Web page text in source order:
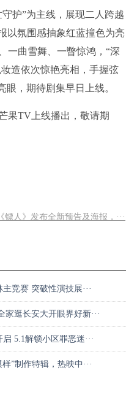
护”为主线，展现二人跨越
以氛围感抽象红蓝撞色为亮
一曲雪舞、一瞥惊鸿，“深
造依次惊艳亮相，手握弦
，期待剧集早日上线。
果TV上线播出，敬请期
镖人》发布全新预告及海报，···
竞赛 突破性演技展···
逛长安大开眼界好新···
5.1解锁小区罪恶迷···
”制作特辑，热映中···